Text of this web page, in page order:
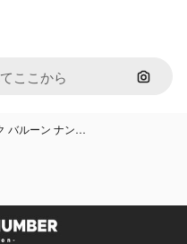
画像で
バルーン ナン…